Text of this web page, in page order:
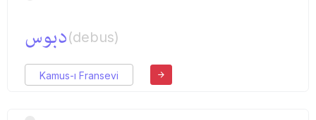
دبوس(debus)
Kamus-ı Fransevi